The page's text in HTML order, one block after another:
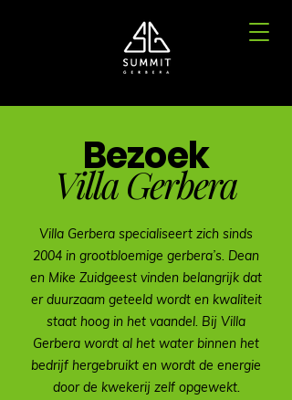
Bezoek
Villa Gerbera
Villa Gerbera specialiseert zich sinds
2004 in grootbloemige gerbera’s. Dean
en Mike Zuidgeest vinden belangrijk dat
er duurzaam geteeld wordt en kwaliteit
staat hoog in het vaandel. Bij Villa
Gerbera wordt al het water binnen het
bedrijf hergebruikt en wordt de energie
door de kwekerij zelf opgewekt.